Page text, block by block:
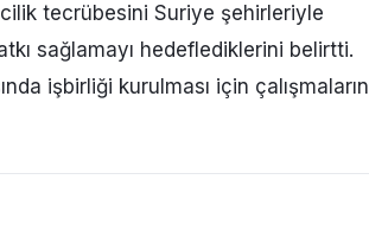
tecrübesini Suriye şehirleriyle
sağlamayı hedeflediklerini belirtti.
işbirliği kurulması için çalışmaların